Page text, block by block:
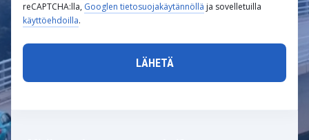
reCAPTCHA:lla, Googlen tietosuojakäytännöllä ja sovelletuilla
käyttöehdoilla.